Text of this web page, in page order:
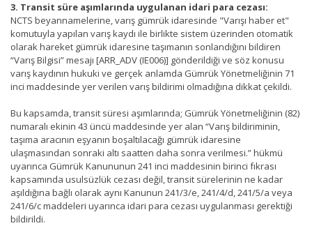
3. Transit süre aşımlarında uygulanan idari para cezası:
NCTS beyannamelerine, varış gümrük idaresinde "Varışı haber et"
komutuyla yapılan varış kaydı ile birlikte sistem üzerinden otomatik
olarak hareket gümrük idaresine taşımanın sonlandığını bildiren
“Varış Bilgisi” mesajı [ARR_ADV (IE006)] gönderildiği ve söz konusu
varış kaydının hukuki ve gerçek anlamda Gümrük Yönetmeliğinin 71
inci maddesinde yer verilen varış bildirimi olmadığına dikkat çekildi.
Bu kapsamda, transit süresi aşımlarında; Gümrük Yönetmeliğinin (82)
numaralı ekinin 43 üncü maddesinde yer alan “Varış bildiriminin,
taşıma aracının eşyanın boşaltılacağı gümrük idaresine
ulaşmasından sonraki altı saatten daha sonra verilmesi.” hükmü
uyarınca Gümrük Kanununun 241 inci maddesinin birinci fıkrası
kapsamında usulsüzlük cezası değil, transit sürelerinin ne kadar
aşıldığına bağlı olarak aynı Kanunun 241/3/e, 241/4/d, 241/5/a veya
241/6/c maddeleri uyarınca idari para cezası uygulanması gerektiği
bildirildi.